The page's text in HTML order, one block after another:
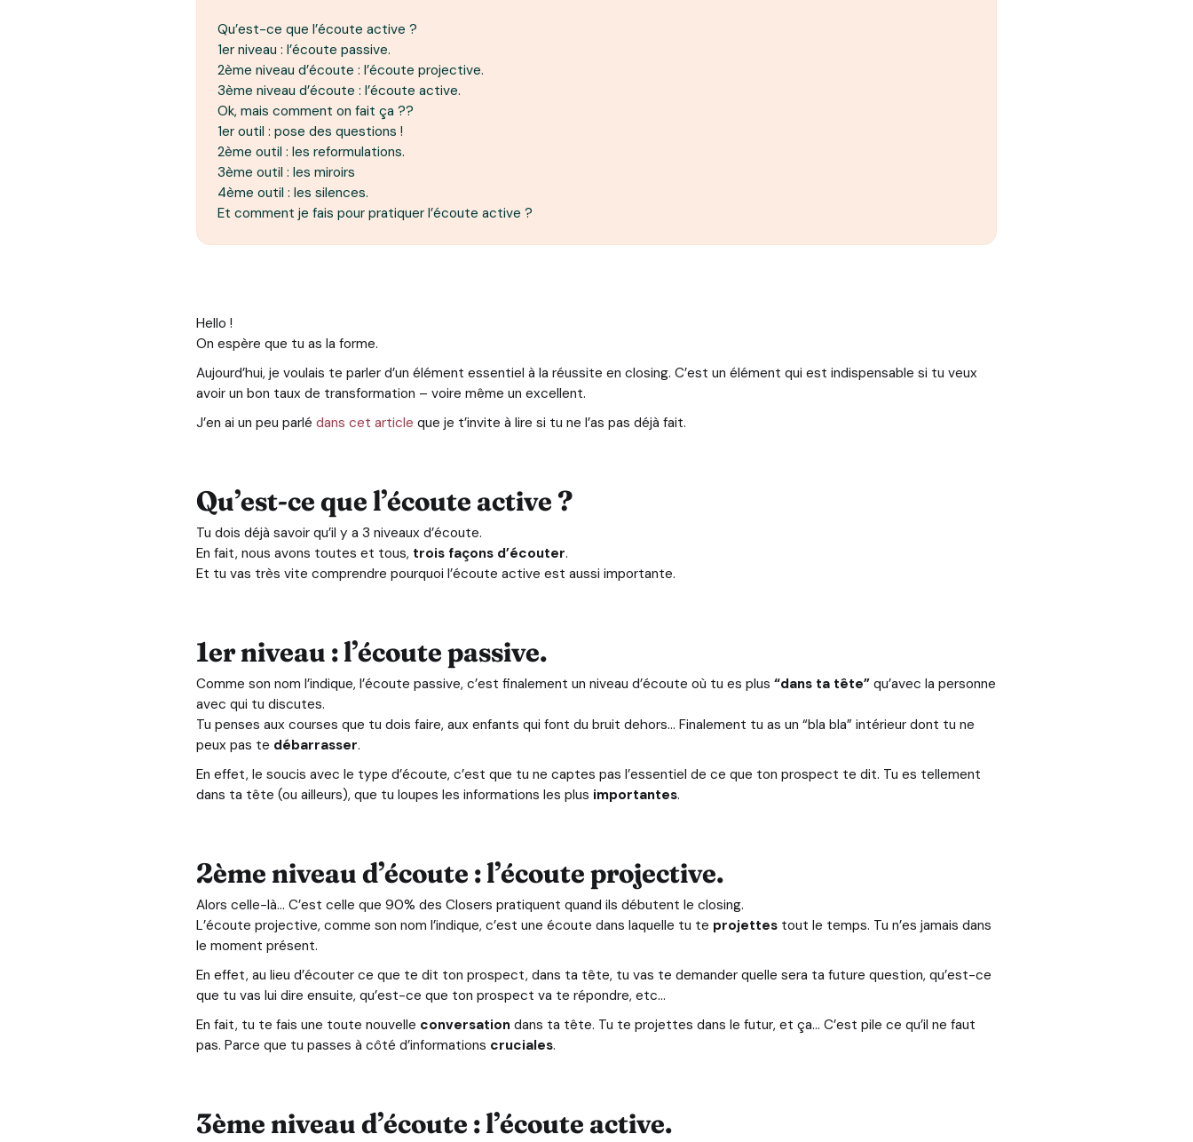
Qu’est-ce que l’écoute active ?
1er niveau : l’écoute passive.
2ème niveau d’écoute : l’écoute projective.
3ème niveau d’écoute : l’écoute active.
Ok, mais comment on fait ça ??
1er outil : pose des questions !
2ème outil : les reformulations.
3ème outil : les miroirs
4ème outil : les silences.
Et comment je fais pour pratiquer l’écoute active ?
Hello !
On espère que tu as la forme.
Aujourd’hui, je voulais te parler d’un élément essentiel à la réussite en closing. C’est un élément qui est indispensable si tu veux
avoir un bon taux de transformation – voire même un excellent.
J’en ai un peu parlé dans cet article que je t’invite à lire si tu ne l’as pas déjà fait.
Qu’est-ce que l’écoute active ?
Tu dois déjà savoir qu’il y a 3 niveaux d’écoute.
En fait, nous avons toutes et tous, trois façons d’écouter.
Et tu vas très vite comprendre pourquoi l’écoute active est aussi importante.
1er niveau : l’écoute passive.
Comme son nom l’indique, l’écoute passive, c’est finalement un niveau d’écoute où tu es plus “dans ta tête”qu’avec la personne
avec qui tu discutes.
Tu penses aux courses que tu dois faire, aux enfants qui font du bruit dehors… Finalement tu as un “bla bla” intérieur dont tu ne
peux pas te débarrasser.
En effet, le soucis avec le type d’écoute, c’est que tu ne captes pas l’essentiel de ce que ton prospect te dit. Tu es tellement
dans ta tête (ou ailleurs), que tu loupes les informations les plus importantes.
2ème niveau d’écoute : l’écoute projective.
Alors celle-là… C’est celle que 90% des Closers pratiquent quand ils débutent le closing.
L’écoute projective, comme son nom l’indique, c’est une écoute dans laquelle tu te projettestout le temps. Tu n’es jamais dans
le moment présent.
En effet, au lieu d’écouter ce que te dit ton prospect, dans ta tête, tu vas te demander quelle sera ta future question, qu’est-ce
que tu vas lui dire ensuite, qu’est-ce que ton prospect va te répondre, etc…
En fait, tu te fais une toute nouvelle conversationdans ta tête. Tu te projettes dans le futur, et ça… C’est pile ce qu’il ne faut
pas. Parce que tu passes à côté d’informations cruciales.
3ème niveau d’écoute : l’écoute active.